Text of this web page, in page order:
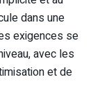
dans une
exigences se
avec les
et de